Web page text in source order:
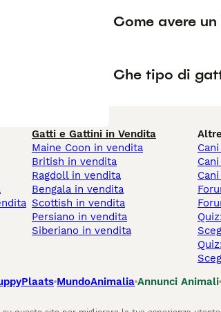
Come avere
Che tipo di
Gatti e Gattini in Vendita
Maine Coon in vendita
British in vendita
Ragdoll in vendita
Bengala in vendita
Scottish in vendita
Persiano in vendita
Siberiano in vendita
MundoAnimalia Annunci Animali